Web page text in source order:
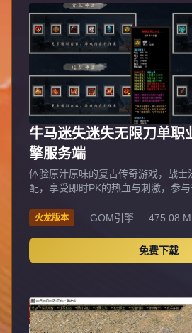
新增10层塔、神秘古墓、新玛雅独
厅打小白传幻境7，石墓7尸王传石
号，不卖装备等级。合区后经验加成
唯一担保客服QQ/群198605888，打
牛马迷失迷失无限刀单职
擎服务端
体验原汁原味的复古传奇游戏，战士
配，享受即时PK的热血与刺激，参
合喜欢怀旧、追求激情与社交的经典
火龙版本 GOM引擎 475.08
免费下载